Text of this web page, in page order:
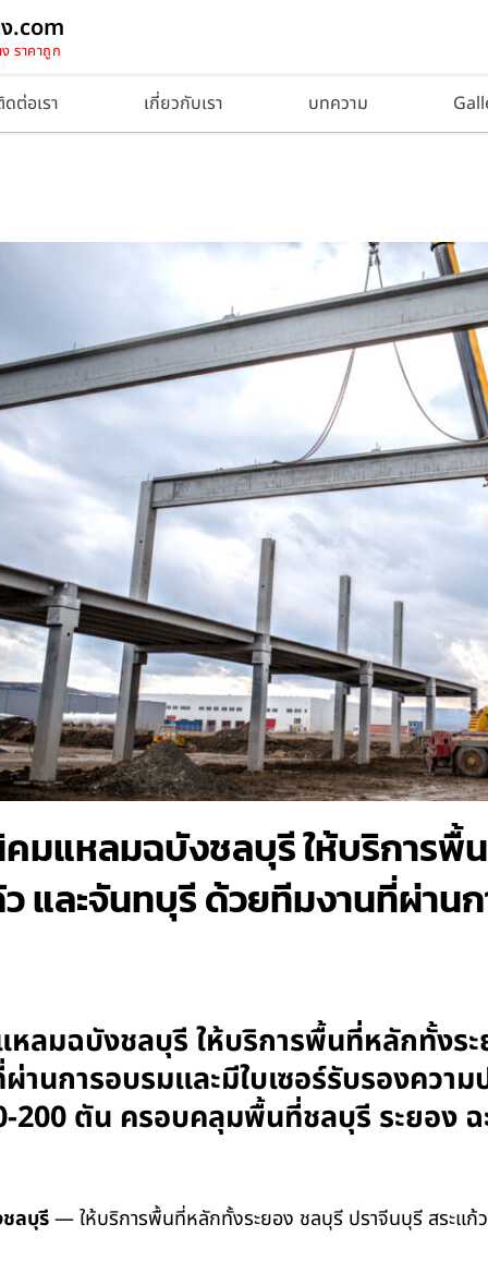
.com
ราคาถูก
ดต่อเรา เกี่ยวกับเรา บทความ
มแหลมฉบังชลบุรี ให้บริการพื้
และจันทบุรี ด้วยทีมงานที่ผ่าน
ลมฉบังชลบุรี ให้บริการพื้นที่หลักทั้งระ
นการอบรมและมีใบเซอร์รับรองควา
200 ตัน ครอบคลุมพื้นที่ชลบุรี ระยอง ฉ
ลบุรี— ให้บริการพื้นที่หลักทั้งระยอง ชลบุรี ปราจีนบุรี สระแก้